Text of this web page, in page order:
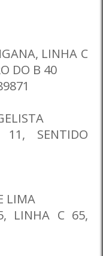
LINHA C
DO B 40
SENTIDO
LIMA
LINHA C 65,